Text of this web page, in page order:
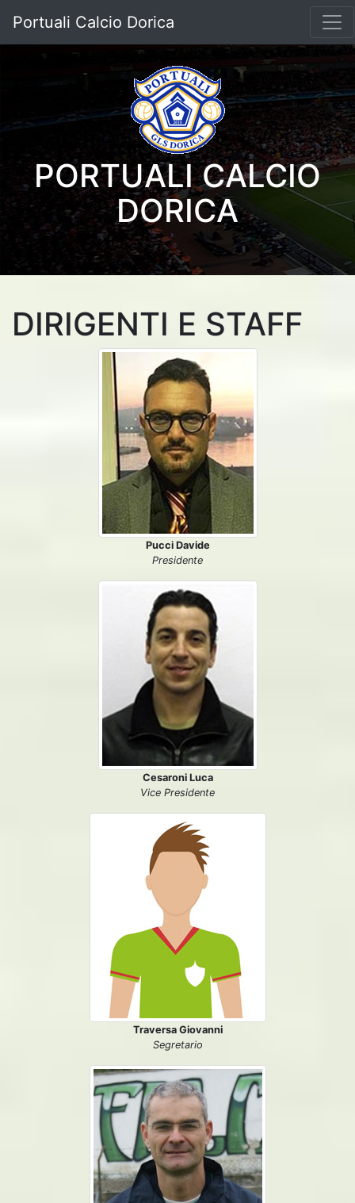
Portuali Calcio Dorica
PORTUALI CALCIO
DORICA
DIRIGENTI E STAFF
Pucci Davide
Presidente
Cesaroni Luca
Vice Presidente
Traversa Giovanni
Segretario